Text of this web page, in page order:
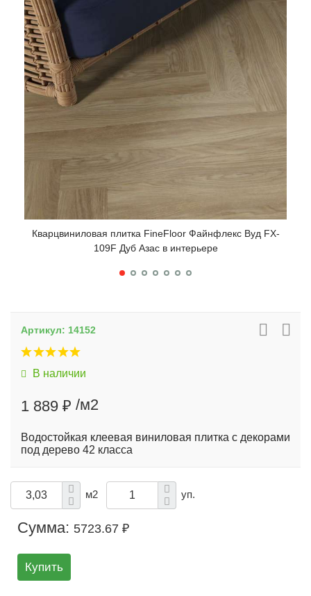
Кварцвиниловая плитка FineFloor Файнфлекс Вуд FX-
109F Дуб Азас в интерьере
Артикул: 14152
В наличии
1 889 ₽ /м2
Водостойкая клеевая виниловая плитка с декорами
под дерево 42 класса
м2 уп.
Сумма: 5723.67 ₽
Купить